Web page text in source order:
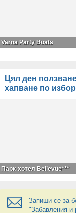
Varna Party Boats
Цял ден
хапване по
Парк-хотел Bellevue***
Запиши се за
"Забавления и